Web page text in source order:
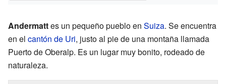
Andermattes un pequeño pueblo en Suiza. Se encuentra
en el cantón de Uri, justo al pie de una montaña llamada
Puerto de Oberalp. Es un lugar muy bonito, rodeado de
naturaleza.